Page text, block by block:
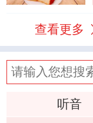
查看更多
听音